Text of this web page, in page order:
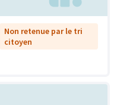
Non retenue par le tri
citoyen